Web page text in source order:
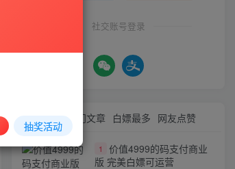
社交账号登录
热门文章 白嫖最多 网友点赞
1
价值4999的码支付商业
版 完美白嫖可运营
抽奖活动